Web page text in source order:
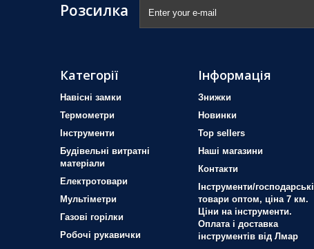
Розсилка
Категорії
Навісні замки
Термометри
Iнструменти
Будівельні витратні
матеріали
Електротовари
Мультіметри
Газові горілки
Робочі рукавички
Інформація
Знижки
Новинки
Top sellers
Наші магазини
Контакти
Інструменти/господарські
товари оптом, ціна 7 км.
Ціни на інструменти.
Оплата і доставка
інструментів від Лмар